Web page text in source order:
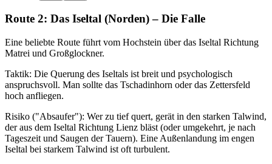
Route 2: Das Iseltal (Norden) – Die Falle
Eine beliebte Route führt vom Hochstein über das Iseltal Richtung
Matrei und Großglockner.
Taktik: Die Querung des Iseltals ist breit und psychologisch
anspruchsvoll. Man sollte das Tschadinhorn oder das Zettersfeld
hoch anfliegen.
Risiko ("Absaufer"): Wer zu tief quert, gerät in den starken Talwind,
der aus dem Iseltal Richtung Lienz bläst (oder umgekehrt, je nach
Tageszeit und Saugen der Tauern). Eine Außenlandung im engen
Iseltal bei starkem Talwind ist oft turbulent.